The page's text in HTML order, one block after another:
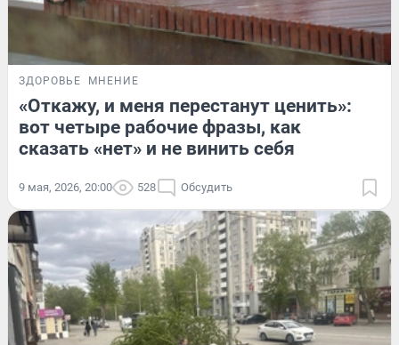
ЗДОРОВЬЕ МНЕНИЕ
«Откажу, и меня перестанут ценить»:
вот четыре рабочие фразы, как
сказать «нет» и не винить себя
9 мая, 2026, 20:00 528 Обсудить